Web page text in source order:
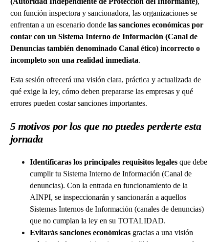
con función inspectora y sancionadora, las organizaciones se
enfrentan a un escenario donde las sanciones económicas por
contar con un Sistema Interno de Información (Canal de
Denuncias también denominado Canal ético) incorrecto o
incompleto son una realidad inmediata.
Esta sesión ofrecerá una visión clara, práctica y actualizada de
qué exige la ley, cómo deben prepararse las empresas y qué
errores pueden costar sanciones importantes.
5 motivos por los que no puedes perderte esta
jornada
Identificaras los principales requisitos legalesque debe
cumplir tu Sistema Interno de Información (Canal de
denuncias). Con la entrada en funcionamiento de la
AINPI, se inspeccionarán y sancionarán a aquellos
Sistemas Internos de Información (canales de denuncias)
que no cumplan la ley en su TOTALIDAD.
Evitarás sanciones económicasgracias a una visión